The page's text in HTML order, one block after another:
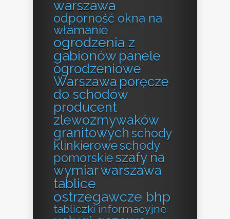
warszawa
odporność okna na
włamanie
ogrodzenia z
gabionów panele
ogrodzeniowe
Warszawa poręcze
do schodów
producent
zlewozmywaków
granitowych schody
klinkieroweschody
pomorskieszafy na
wymiar warszawa
tablice
ostrzegawcze bhp
tabliczki informacyjne